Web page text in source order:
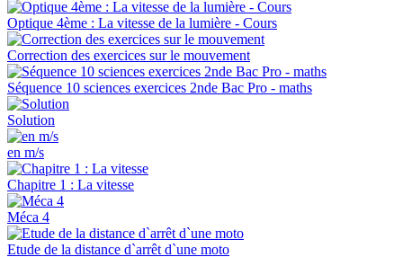
Optique 4ème : La vitesse de la lumière - Cours
Correction des exercices sur le mouvement
Séquence 10 sciences exercices 2nde Bac Pro - maths
Solution
en m/s
Chapitre 1 : La vitesse
Méca 4
Etude de la distance d`arrêt d`une moto